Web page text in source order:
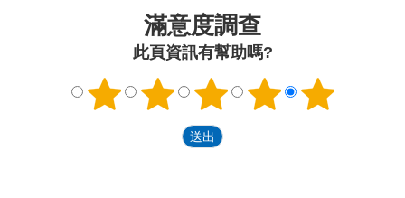
滿意度調查
此頁資訊有幫助嗎?